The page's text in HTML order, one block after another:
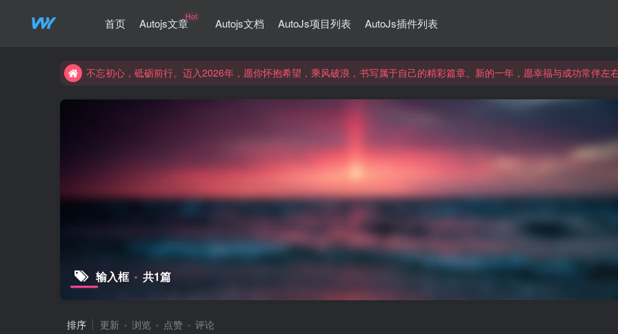
首页 Autojs文章Hot Autojs文档 AutoJs项目列表 AutoJs插件列表
不忘初心，砥砺前行。迈入2026年，愿你怀抱希望，乘风破浪，书写属于自己的精彩篇章。新的一年，愿幸福与成功常伴左
不忘初心，砥砺前行。迈入2026年，愿你怀抱希望，乘风破浪，书写属于自己的精彩篇章。新的一年，愿幸福与成功常伴左
输入框 共1篇
排序 更新 浏览 点赞 评论